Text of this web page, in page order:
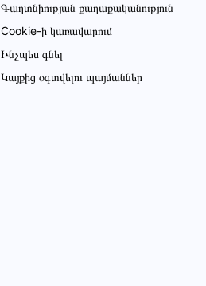
Գաղտնիության քաղաքականություն
Cookie-ի կառավարում
Ինչպես գնել
Կայքից օգտվելու պայմաններ